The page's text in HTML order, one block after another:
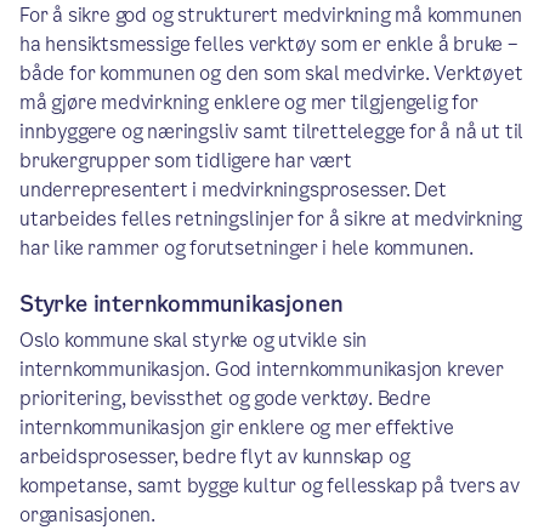
For å sikre god og strukturert medvirkning må kommunen
ha hensiktsmessige felles verktøy som er enkle å bruke –
både for kommunen og den som skal medvirke. Verktøyet
må gjøre medvirkning enklere og mer tilgjengelig for
innbyggere og næringsliv samt tilrettelegge for å nå ut til
brukergrupper som tidligere har vært
underrepresentert i medvirkningsprosesser. Det
utarbeides felles retningslinjer for å sikre at medvirkning
har like rammer og forutsetninger i hele kommunen.
Styrke internkommunikasjonen
Oslo kommune skal styrke og utvikle sin
internkommunikasjon. God internkommunikasjon krever
prioritering, bevissthet og gode verktøy. Bedre
internkommunikasjon gir enklere og mer effektive
arbeidsprosesser, bedre flyt av kunnskap og
kompetanse, samt bygge kultur og fellesskap på tvers av
organisasjonen.